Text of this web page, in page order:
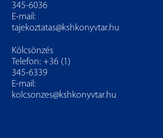
345-6036
E-mail:
tajekoztatas@kshkonyvtar.hu
Kölcsönzés
Telefon: +36 (1)
345-6339
E-mail:
kolcsonzes@kshkonyvtar.hu